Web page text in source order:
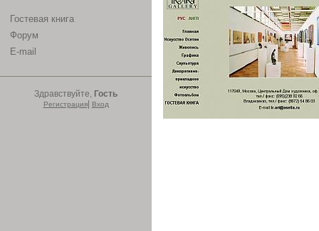
Гостевая книга
Форум
E-mail
Здравствуйте, Гость
Регистрация| Вход